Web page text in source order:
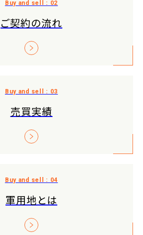
ご契約の流れ
売買実績
軍用地とは